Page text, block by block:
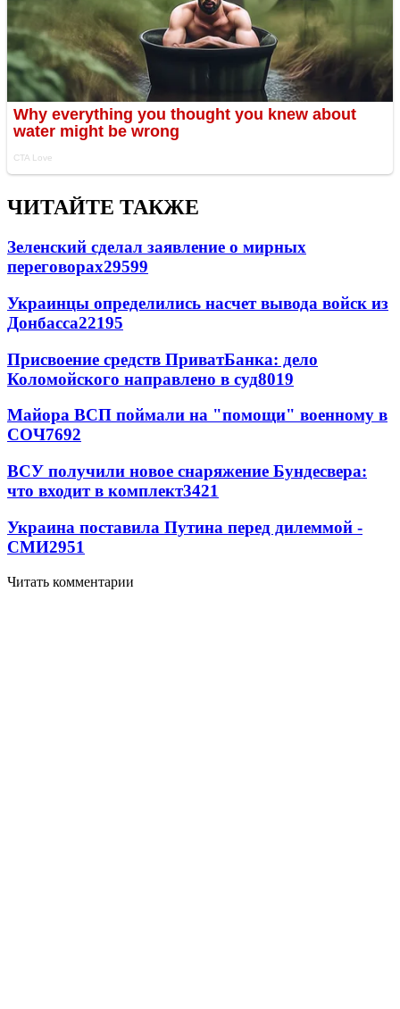
ЧИТАЙТЕ ТАКЖЕ
Зеленский сделал заявление о мирных
переговорах29599
Украинцы определились насчет вывода войск из
Донбасса22195
Присвоение средств ПриватБанка: дело
Коломойского направлено в суд8019
Майора ВСП поймали на "помощи" военному в
СОЧ7692
ВСУ получили новое снаряжение Бундесвера:
что входит в комплект3421
Украина поставила Путина перед дилеммой -
СМИ2951
Читать комментарии